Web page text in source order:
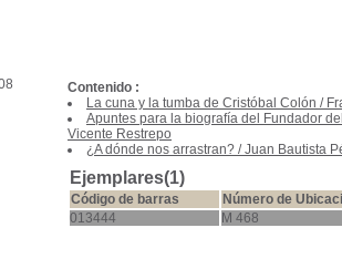
Contenido :
La cuna y la tumba de Cristóbal Colón /
Apuntes para la biografía del Fundador
Vicente Restrepo
¿A dónde nos arrastran? /Juan Bautista
Ejemplares(1)
Código de barras
Número de
013444
M 468